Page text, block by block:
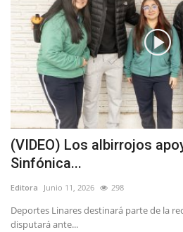
(VIDEO) Los albirrojos
Sinfónica...
Editora Junio 11, 2026 298
Deportes Linares destinará parte de la
disputará ante...